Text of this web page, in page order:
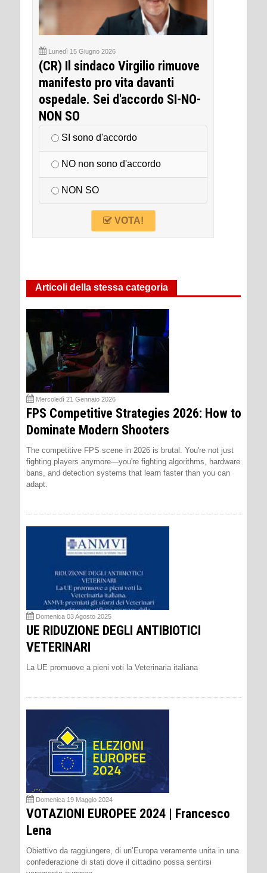
Lunedì 15 Giugno 2026
(CR) Il sindaco Virgilio rimuove
manifesto pro vita davanti
ospedale. Sei d'accordo SI-NO-
NON SO
SI sono d'accordo
NO non sono d'accordo
NON SO
VOTA!
Articoli della stessa categoria
Mercoledì 21 Gennaio 2026
FPS Competitive Strategies 2026: How to
Dominate Modern Shooters
The competitive FPS scene in 2026 is brutal. You're not just
fighting players anymore—you're fighting algorithms, hardware
bans, and detection systems that learn faster than you can
adapt.
Domenica 03 Agosto 2025
UE RIDUZIONE DEGLI ANTIBIOTICI
VETERINARI
La UE promuove a pieni voti la Veterinaria italiana
Domenica 19 Maggio 2024
VOTAZIONI EUROPEE 2024 | Francesco
Lena
Obiettivo da raggiungere, di un’Europa veramente unita in una
confederazione di stati dove il cittadino possa sentirsi